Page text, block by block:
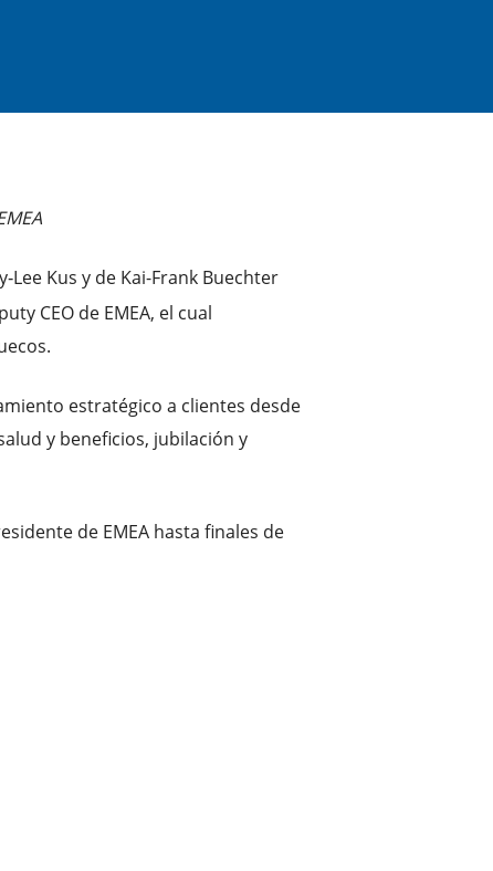
Kus y de Kai-Frank Buechter
CEO de EMEA, el cual
estratégico a clientes desde
y beneficios, jubilación y
de EMEA hasta finales de